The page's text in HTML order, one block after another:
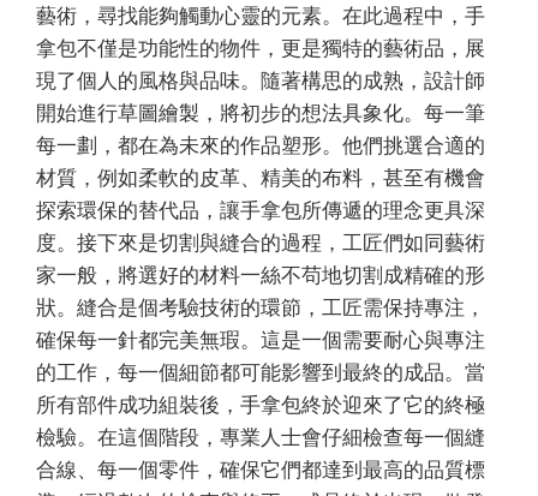
藝術，尋找能夠觸動心靈的元素。在此過程中，手
拿包不僅是功能性的物件，更是獨特的藝術品，展
現了個人的風格與品味。隨著構思的成熟，設計師
開始進行草圖繪製，將初步的想法具象化。每一筆
每一劃，都在為未來的作品塑形。他們挑選合適的
材質，例如柔軟的皮革、精美的布料，甚至有機會
探索環保的替代品，讓手拿包所傳遞的理念更具深
度。接下來是切割與縫合的過程，工匠們如同藝術
家一般，將選好的材料一絲不苟地切割成精確的形
狀。縫合是個考驗技術的環節，工匠需保持專注，
確保每一針都完美無瑕。這是一個需要耐心與專注
的工作，每一個細節都可能影響到最終的成品。當
所有部件成功組裝後，手拿包終於迎來了它的終極
檢驗。在這個階段，專業人士會仔細檢查每一個縫
合線、每一個零件，確保它們都達到最高的品質標